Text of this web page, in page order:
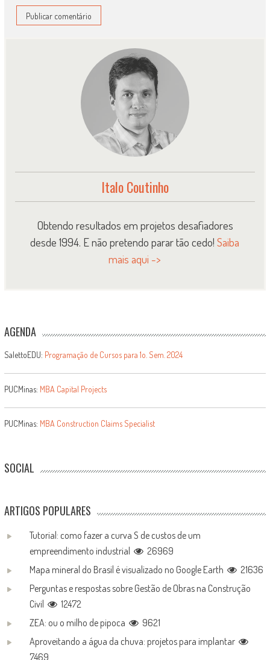
Italo Coutinho
Obtendo resultados em projetos desafiadores
desde 1994. E não pretendo parar tão cedo!Saiba
mais aqui ->
AGENDA
SalettoEDU: Programação de Cursos para 1o. Sem. 2024
PUCMinas: MBA Capital Projects
PUCMinas: MBA Construction Claims Specialist
SOCIAL
ARTIGOS POPULARES
Tutorial: como fazer a curva S de custos de um
empreendimento industrial
26969
Mapa mineral do Brasil é visualizado no Google Earth
21636
Perguntas e respostas sobre Gestão de Obras na Construção
Civil
12472
ZEA: ou o milho de pipoca
9621
Aproveitando a água da chuva: projetos para implantar
7469